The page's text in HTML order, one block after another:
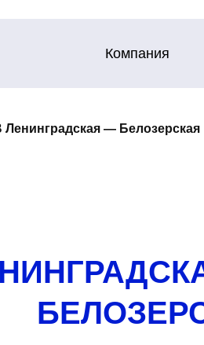
Компания
Ленинградская — Белозерская